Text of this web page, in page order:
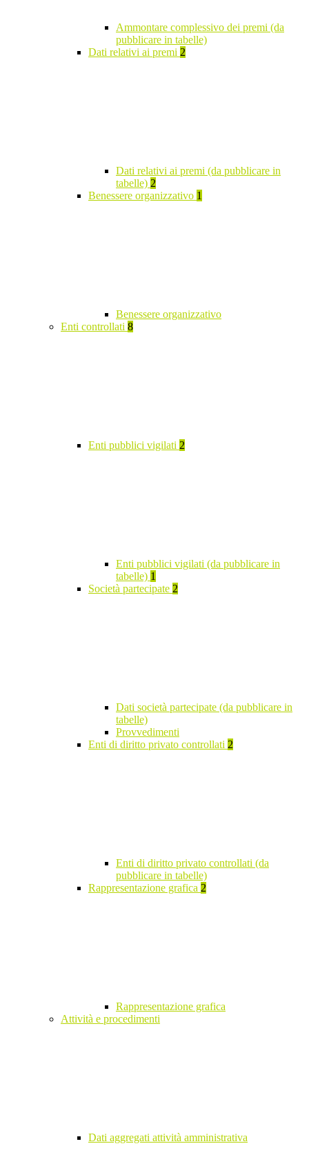
Ammontare complessivo dei premi (da
pubblicare in tabelle)
Dati relativi ai premi 2
Dati relativi ai premi (da pubblicare in
tabelle) 2
Benessere organizzativo 1
Benessere organizzativo
Enti controllati 8
Enti pubblici vigilati 2
Enti pubblici vigilati (da pubblicare in
tabelle) 1
Società partecipate 2
Dati società partecipate (da pubblicare in
tabelle)
Provvedimenti
Enti di diritto privato controllati 2
Enti di diritto privato controllati (da
pubblicare in tabelle)
Rappresentazione grafica 2
Rappresentazione grafica
Attività e procedimenti
Dati aggregati attività amministrativa